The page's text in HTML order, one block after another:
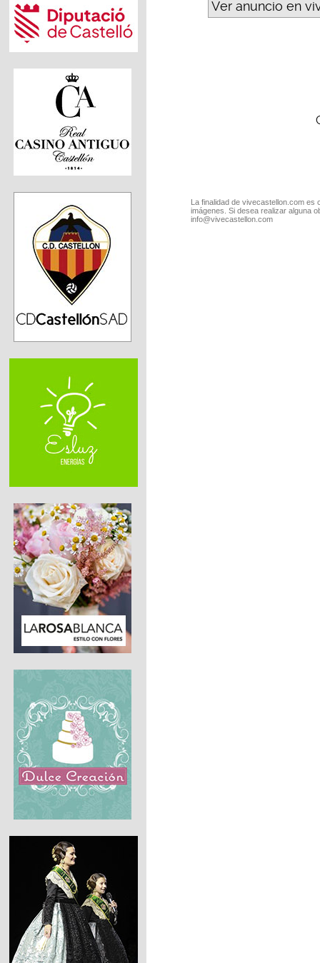
Ver anuncio en
La finalidad de vivecastellon.com
imágenes. Si desea realizar alguna
info@vivecastellon.com